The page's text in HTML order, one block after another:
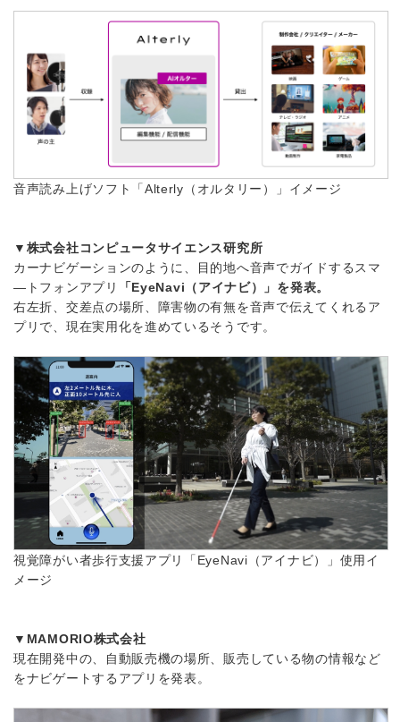
音声読み上げソフト「Alterly（オルタリー）」イメージ
▼株式会社コンピュータサイエンス研究所
カーナビゲーションのように、目的地へ音声でガイドするスマ
―トフォンアプリ
「EyeNavi（アイナビ）」を発表。
右左折、交差点の場所、障害物の有無を音声で伝えてくれるア
プリで、現在実用化を進めているそうです。
視覚障がい者歩行支援アプリ「EyeNavi（アイナビ）」使用イ
メージ
▼MAMORIO株式会社
現在開発中の、自動販売機の場所、販売している物の情報など
をナビゲートするアプリを発表。